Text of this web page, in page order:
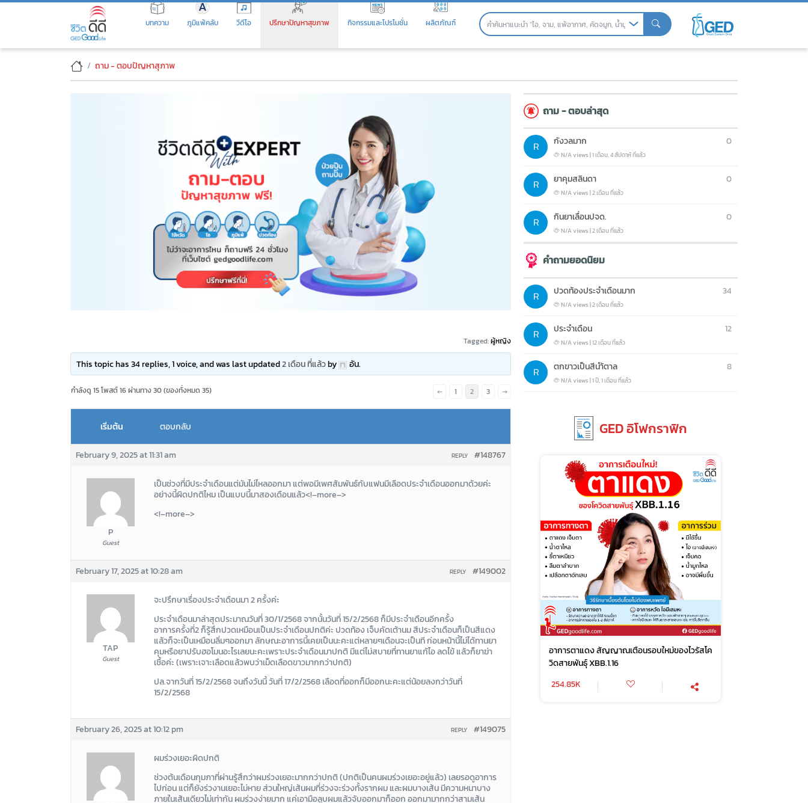
Skip
บทความ ภูมิแพ้คลับ วีดีโอ ปรึกษาปัญหาสุขภาพ กิจกรรมและโปรโมชั่น ผลิตภัณฑ์
ปวดท้องประจำเดือนมาก
ถาม - ตอบปัญหาสุภาพ
Tagged:ผู้หญิง
This topic has 34 replies, 1 voice, and was last updated2 เดือน ที่แล้วby อัน.
กำลังดู 15 โพสต์ 16 ผ่านทาง 30 (ของทั่งหมด 35) ← 1 2 3 →
เริ่มต้น ตอบกลับ
February 9, 2025 at 11:31 am #148767
REPLY
P
Guest
เป็นช่วงที่มีประจำเดือนแต่มันไม่ไหลออกมา แต่พอมีเพศสัมพันธ์กับแฟนมีเลือดประจำเดือนออกมาด้วยค่ะ
อย่างนี้ผิดปกติไหม เป็นแบบนี้มาสองเดือนแล้ว<!–more–>
<!–more–>
February 17, 2025 at 10:28 am #149002
REPLY
TAP
Guest
จะปรึกษาเรื่องประจำเดือนมา 2 ครั้งค่ะ
ประจำเดือนมาล่าสุดประมาณวันที่ 30/1/2568 จากนั้นวันที่ 15/2/2568 ก็มีประจำเดือนอีกครั้ง
อาการครั้งที่2 ก็รู้สึกปวดเหมือนเป็นประจำเดือนปกติค่ะ ปวดท้อง เจ็บคัดเต้านม สีประจำเดือนก็เป็นสีแดง
แล้วก็จะเป็นเหมือนลิ่มๆออกมา ลักษณะอาการนี้เคยเป็นนะคะแต่หลายๆเดือนจะเป็นที ก่อนหน้านี้ไม่ได้ทานยา
คุมหรือยาปรับฮอโมนอะไรเลยนะคะเพราะประจำเดือนมาปกติ มีแต่ไม่สบายที่ทานยาแก้ไอ ลดไข้ แล้วก็ยาฆ่า
เชื้อค่ะ (เพราะเจาะเลือดแล้วพบว่าเม็ดเลือดขาวมากกว่าปกติ)
ปล.จากวันที่ 15/2/2568 จนถึงวันนี้ วันที่ 17/2/2568 เลือดที่ออกก็มีออกนะคะแต่น้อยลงกว่าวันที่
15/2/2568
February 26, 2025 at 10:12 pm #149075
REPLY
ผมร่วงเยอะผิดปกติ
ช่วงต้นเดือนกุมภาที่ผ่านรู้สึกว่าผมร่วงเยอะมากกว่าปกติ (ปกติเป็นคนผมร่วงเยอะอยู่แล้ว) เลยรอดูอาการ
ไปก่อน แต่ก็ยังร่วงานเยอะไม่หาย ส่วนใหญ่เส้นผมที่ร่วงจะร่วงทั้งรากผม และผมบางเส้น มีความหนาบาง
ภายในเส้นเดียวไม่เท่ากัน ผมร่วงง่ายมาก แค่เอามือลูบผมแล้วจับออกมาก็ออก ออกมามากกว่าสามเส้น
ถาม - ตอบล่าสุด
0
กังวลมาก
N/A views |1 เดือน, 4 สัปดาห์ ที่แล้ว
0
ยาคุมสลินดา
N/A views |2 เดือน ที่แล้ว
0
กินยาเลื่อนปจด.
N/A views |2 เดือน ที่แล้ว
คำถามยอดนิยม
34
ปวดท้องประจำเดือนมาก
N/A views |2 เดือน ที่แล้ว
12
ประจำเดือน
N/A views |12 เดือน ที่แล้ว
8
ตกขาวเป็นสีนำ้ตาล
N/A views |1 ปี, 1 เดือน ที่แล้ว
GED อิโฟกราฟิก
อาการตาแดง สัญญาณเตือนรอบใหม่ของไวรัสโค
วิดสายพันธุ์ XBB.1.16
254.85K